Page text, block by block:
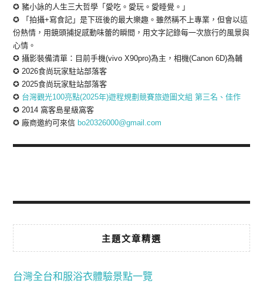
✪ 豬小詠的人生三大哲學「愛吃。愛玩。愛睡覺。」
✪ 「拍攝+寫食記」是下班後的最大樂趣。雖然稱不上專業，但會以這
份熱情，用鏡頭捕捉感動味蕾的瞬間，用文字記錄每一次旅行的風景與
心情。
✪ 攝影裝備清單：目前手機(vivo X90pro)為主，相機(Canon 6D)為輔
✪ 2026食尚玩家駐站部落客
✪ 2025食尚玩家駐站部落客
✪ 台灣觀光100亮點(2025年)遊程規劃競賽旅遊圖文組 第三名、佳作
✪ 2014 窩客島星級窩客
✪ 廠商邀約可來信 bo20326000@gmail.com
主題文章精選
台灣全台和服浴衣體驗景點一覽